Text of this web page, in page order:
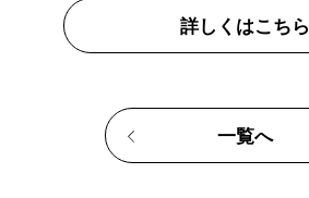
詳しくはこちら
一覧へ